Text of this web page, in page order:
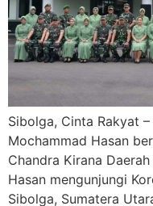
Sibolga, Cinta Rakyat
Mochammad Hasan
Chandra Kirana
Hasan mengunjungi
Sibolga, Sumatera